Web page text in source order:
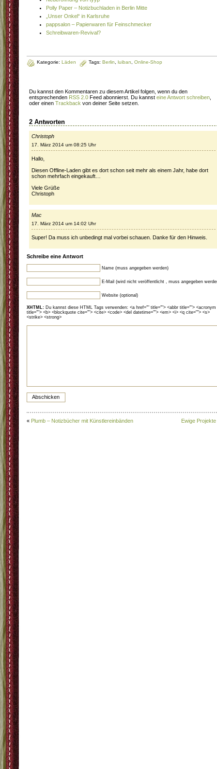
Polly Paper – Notizbuchladen in Berlin Mitte
„Unser Onkel“ in Karlsruhe
pappsalon – Papierwaren für Feinschmecker
Schreibwaren-Revival?
Kategorie: Läden Tags: Berlin luiban Online-Shop
Du kannst den Kommentaren zu diesem Artikel folgen, wenn du den
entsprechenden RSS 2.0 Feed abonnierst. Du kannst eine Antwort schreiben
oder einen Trackback von deiner Seite setzen.
2 Antworten
Christoph
17. März 2014 um 08:25 Uhr
Hallo,
Diesen Offline-Laden gibt es dort schon seit mehr als einem Jahr, habe dort
schon mehrfach eingekauft…
Viele Grüße
Christoph
Mac
17. März 2014 um 14:02 Uhr
Super! Da muss ich unbedingt mal vorbei schauen. Danke für den Hinweis.
Schreibe eine Antwort
Name (muss angegeben werden)
E-Mail (wird nicht veröffentlicht , muss angegeben
Website (optional)
XHTML: Du kannst diese HTML Tags verwenden: <a href="" title=""> <abbr title=""> <acronym
title=""> <b> <blockquote cite=""> <cite> <code> <del datetime=""> <em> <i> <q cite=""> <s>
<strike> <strong>
« Plumb – Notizbücher mit Künstlereinbänden Ewige Projekte